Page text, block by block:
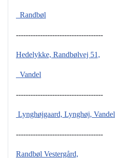
Randbøl
------------------------------------
Hedelykke, Randbølvej 51,
Vandel
------------------------------------
Lynghøjgaard, Lynghøj, Vandel
------------------------------------
Randbøl Vestergård,